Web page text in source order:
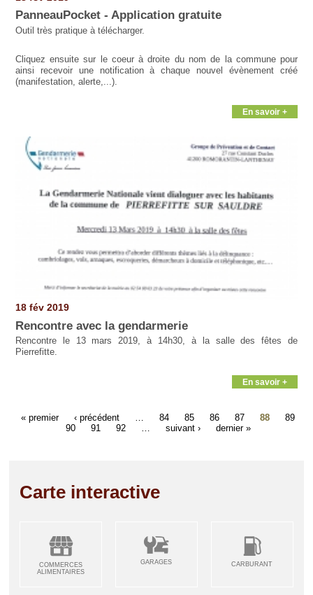
PanneauPocket - Application gratuite
Outil très pratique à télécharger.
Cliquez ensuite sur le coeur à droite du nom de la commune pour
ainsi recevoir une notification à chaque nouvel évènement créé
(manifestation, alerte,...).
En savoir +
18 fév 2019
Rencontre avec la gendarmerie
Rencontre le 13 mars 2019, à 14h30, à la salle des fêtes de
Pierrefitte.
En savoir +
« premier ‹ précédent 84 85 86 87 88
89
90
91 92 suivant › dernier »
Carte interactive
COMMERCES
ALIMENTAIRES
GARAGES CARBURANT